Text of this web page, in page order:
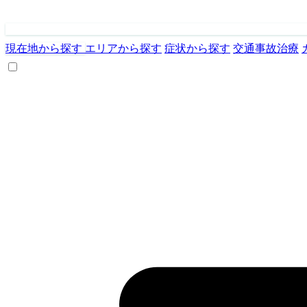
現在地から探す エリアから探す 症状から探す 交通事故治療